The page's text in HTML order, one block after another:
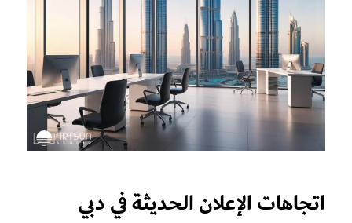
اتجاهات الإعلان الحديثة في دبي